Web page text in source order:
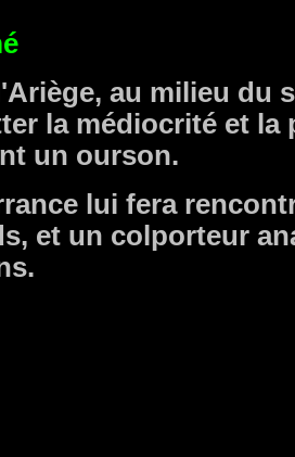
au milieu du
la médiocrité et la
un ourson.
lui fera
et un colporteur